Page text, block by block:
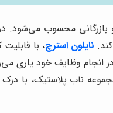
محسوب می‌شود.
نایلون استرچ، با
انجام وظایف خود یاری
ناب پلاستیک، با